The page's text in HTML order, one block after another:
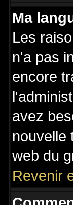
Ma
Les
n'a pas
encore
avez
nouvelle
web du
Revenir